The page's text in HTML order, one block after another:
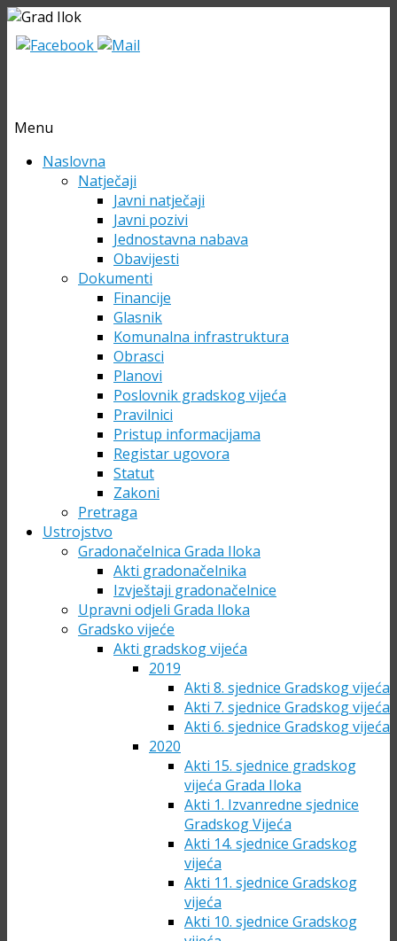
Menu
Skip Naslovna
Natječaji
Javni natječaji
Javni pozivi
Jednostavna nabava
Obavijesti
Dokumenti
Financije
Glasnik
Komunalna infrastruktura
Obrasci
Planovi
Poslovnik gradskog vijeća
Pravilnici
Pristup informacijama
Registar ugovora
Statut
Zakoni
Pretraga
Ustrojstvo
Gradonačelnica Grada Iloka
Akti gradonačelnika
Izvještaji gradonačelnice
Upravni odjeli Grada Iloka
Gradsko vijeće
Akti gradskog vijeća
2019
Akti 8. sjednice Gradskog vijeća
Akti 7. sjednice Gradskog vijeća
Akti 6. sjednice Gradskog vijeća
2020
Akti 15. sjednice gradskog
vijeća Grada Iloka
Akti 1. Izvanredne sjednice
Gradskog Vijeća
Akti 14. sjednice Gradskog
vijeća
Akti 11. sjednice Gradskog
vijeća
Akti 10. sjednice Gradskog